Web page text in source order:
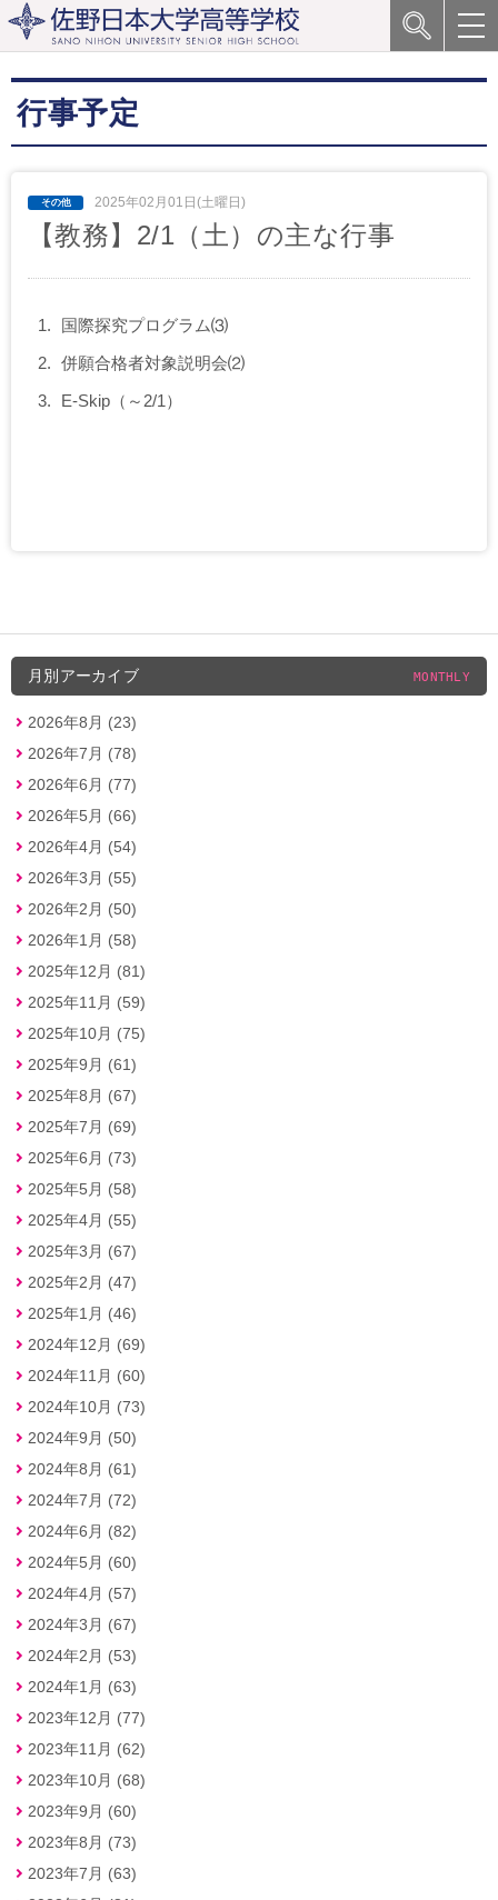
行事予定
2025年02月01日(土曜日)
【教務】2/1（土）の主な行事
国際探究プログラム⑶
併願合格者対象説明会⑵
E-Skip（～2/1）
月別アーカイブ MONTHLY
2026年8月 (23)
2026年7月 (78)
2026年6月 (77)
2026年5月 (66)
2026年4月 (54)
2026年3月 (55)
2026年2月 (50)
2026年1月 (58)
2025年12月 (81)
2025年11月 (59)
2025年10月 (75)
2025年9月 (61)
2025年8月 (67)
2025年7月 (69)
2025年6月 (73)
2025年5月 (58)
2025年4月 (55)
2025年3月 (67)
2025年2月 (47)
2025年1月 (46)
2024年12月 (69)
2024年11月 (60)
2024年10月 (73)
2024年9月 (50)
2024年8月 (61)
2024年7月 (72)
2024年6月 (82)
2024年5月 (60)
2024年4月 (57)
2024年3月 (67)
2024年2月 (53)
2024年1月 (63)
2023年12月 (77)
2023年11月 (62)
2023年10月 (68)
2023年9月 (60)
2023年8月 (73)
2023年7月 (63)